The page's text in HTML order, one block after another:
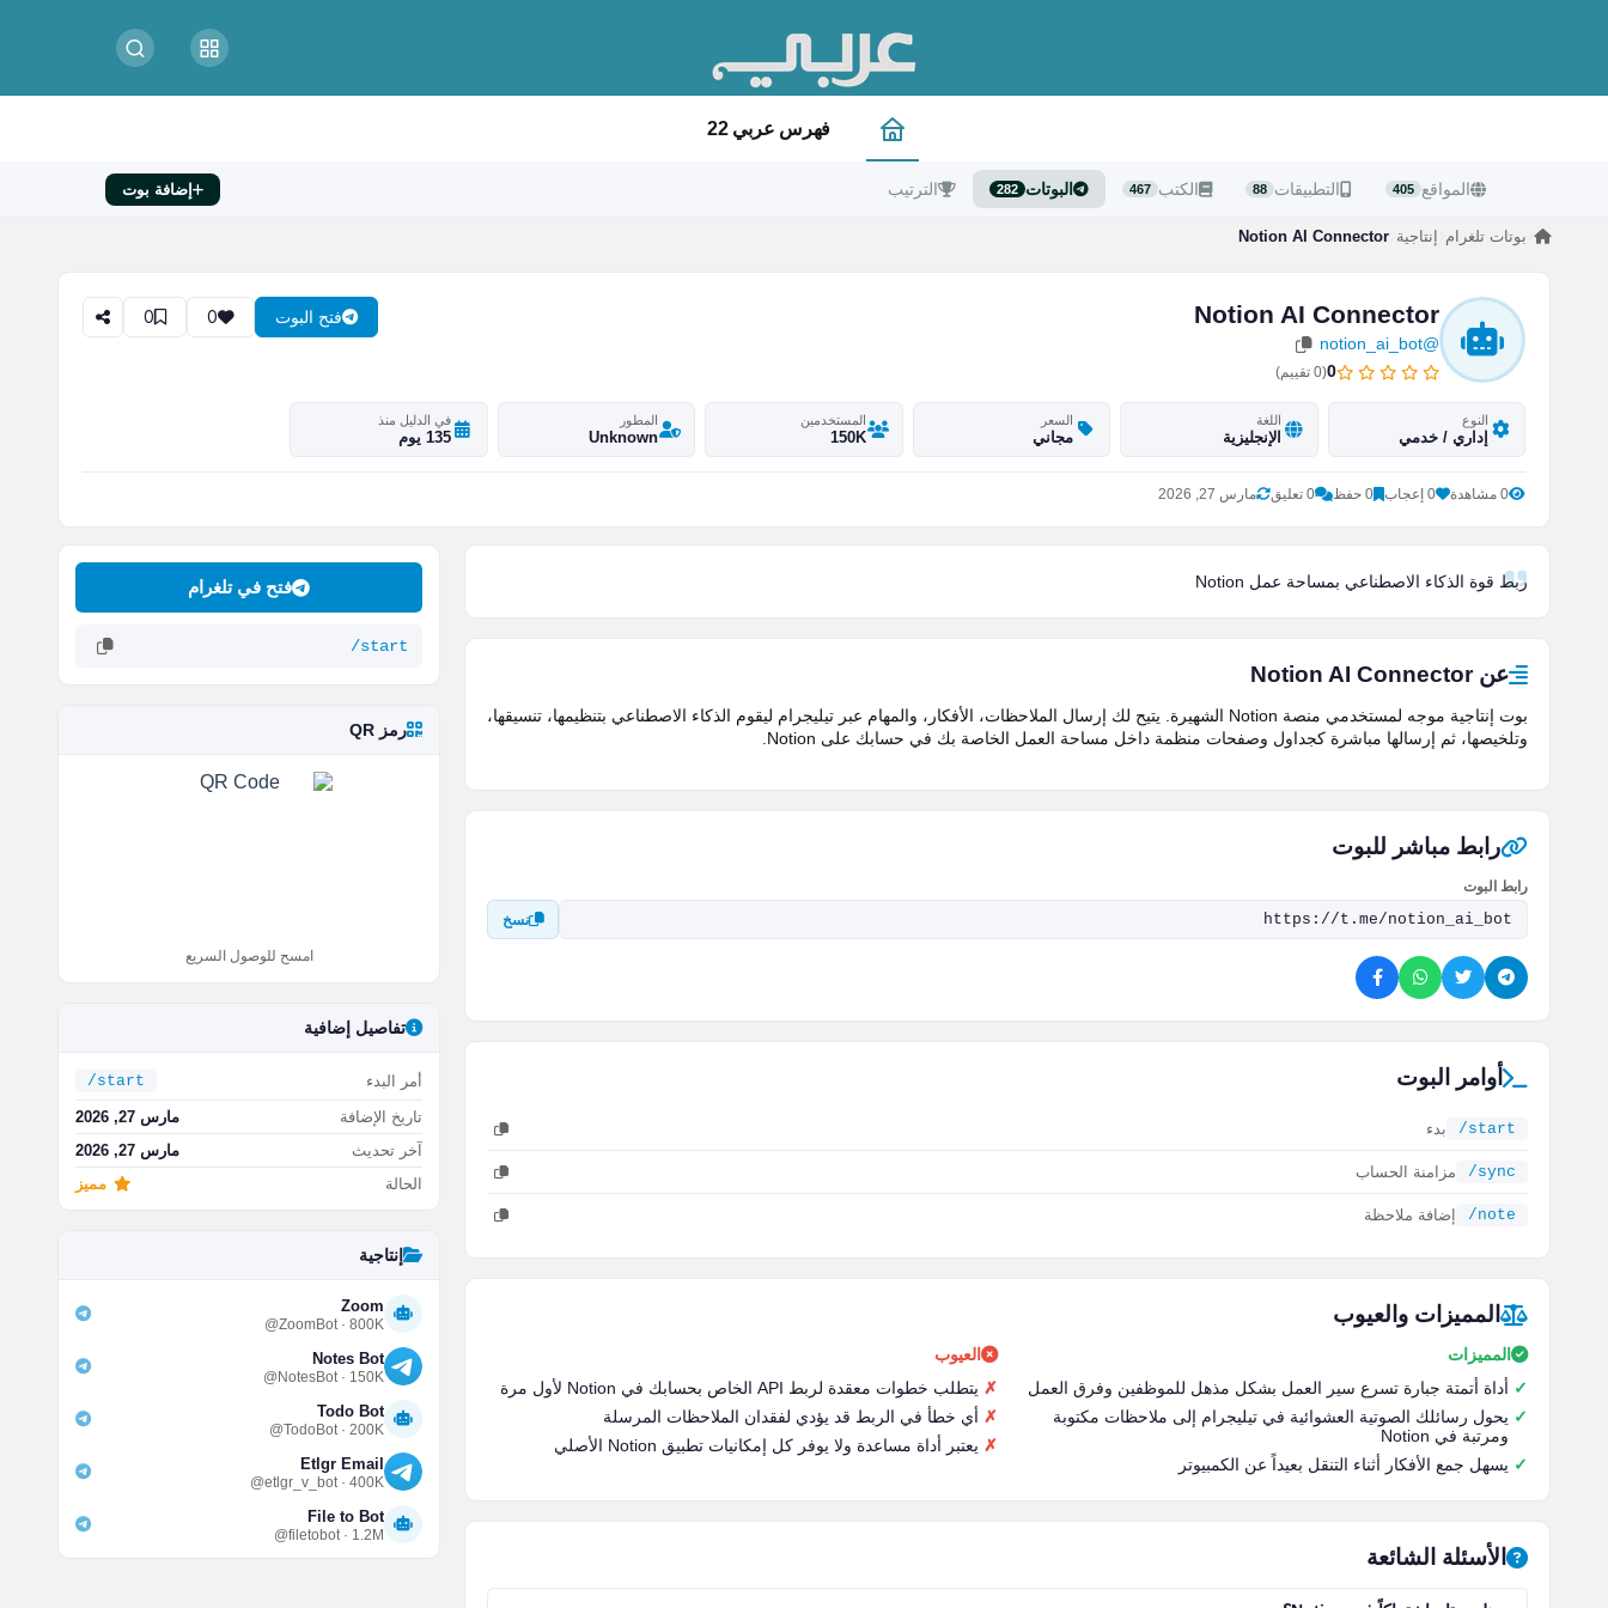
فهرس عربي 22
المواقع 405 التطبيقات 88 الكتب 467 البوتات 282 الترتيب إضافة بوت
بوتات تلغرام إنتاجية Notion AI Connector
Notion AI Connector
@notion_ai_bot
0
(
0 تقييم)
فتح البوت 0
0
النوع
إداري / خدمي
اللغة
الإنجليزية
السعر
مجاني
المستخدمين
150K
المطور
Unknown
في الدليل منذ
135 يوم
0 مشاهدة 0 إعجاب 0 حفظ 0 تعليق مارس 27, 2026
ربط قوة الذكاء الاصطناعي بمساحة عمل Notion
عن Notion AI Connector
بوت إنتاجية موجه لمستخدمي منصة Notion الشهيرة. يتيح لك إرسال الملاحظات، الأفكار، والمهام عبر تيليجرام ليقوم الذكاء الاصطناعي بتنظيمها، تنسيقها،
وتلخيصها، ثم إرسالها مباشرة كجداول وصفحات منظمة داخل مساحة العمل الخاصة بك في حسابك على Notion.
رابط مباشر للبوت
رابط البوت
نسخ
أوامر البوت
/start بدء
/sync مزامنة الحساب
/note إضافة ملاحظة
المميزات والعيوب
المميزات
أداة أتمتة جبارة تسرع سير العمل بشكل مذهل للموظفين وفرق العمل
يحول رسائلك الصوتية العشوائية في تيليجرام إلى ملاحظات مكتوبة
ومرتبة في Notion
يسهل جمع الأفكار أثناء التنقل بعيداً عن الكمبيوتر
العيوب
يتطلب خطوات معقدة لربط API الخاص بحسابك في Notion لأول مرة
أي خطأ في الربط قد يؤدي لفقدان الملاحظات المرسلة
يعتبر أداة مساعدة ولا يوفر كل إمكانيات تطبيق Notion الأصلي
الأسئلة الشائعة
فتح في تلغرام
/start
رمز QR
امسح للوصول السريع
تفاصيل إضافية
أمر البدء
/start
تاريخ الإضافة
مارس 27, 2026
آخر تحديث
مارس 27, 2026
الحالة
مميز
إنتاجية
Zoom
@ZoomBot · 800K
Notes Bot
@NotesBot · 150K
Todo Bot
@TodoBot · 200K
Etlgr Email
@etlgr_v_bot · 400K
File to Bot
@filetobot · 1.2M